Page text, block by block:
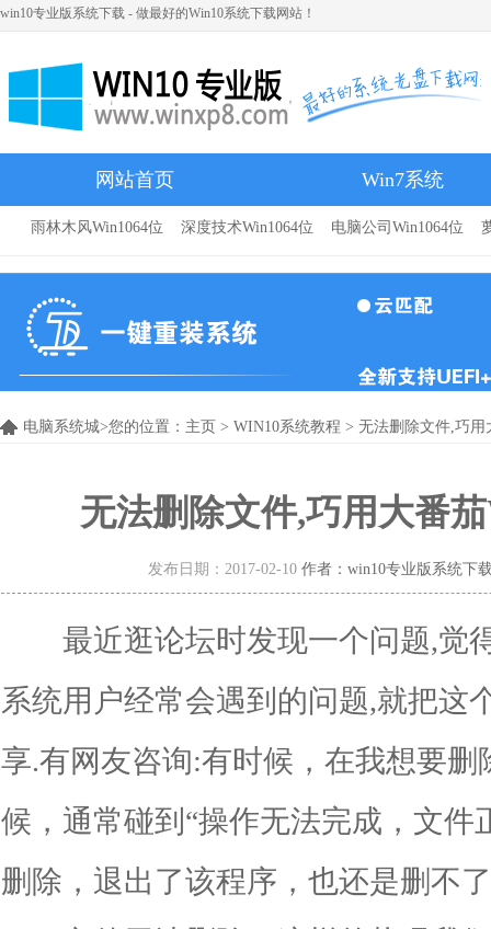
win10专业版系统下载 - 做最好的Win10系统下载网站！
网站首页 Win7系统
雨林木风
雨林木风Win1064位 深度技术Win1064位 电脑公司Win1064位
电脑系统城>您的位置： 主页 > WIN10系统教程 > 无法删除文件,巧用
无法删除文件,巧用大番
发布日期：2017-02-10 作者：win10专业版系统下
最近逛论坛时发现一个问题,觉
系统用户经常会遇到的问题,就把这
享.有网友咨询:有时候，在我想要
候，通常碰到“操作无法完成，文件
删除，退出了该程序，也还是删不